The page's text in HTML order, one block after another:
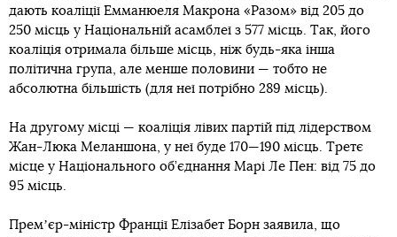
дають коаліції Емманюеля Макрона «Разом» від 205 до
250 місць у Національній асамблеї з 577 місць. Так, його
коаліція отримала більше місць, ніж будь-яка інша
політична група, але менше половини — тобто не
абсолютна більшість (для неї потрібно 289 місць).
На другому місці — коаліція лівих партій під лідерством
Жан-Люка Меланшона, у неї буде 170—190 місць. Третє
місце у Національного об’єднання Марі Ле Пен: від 75 до
95 місць.
Премʼєр-міністр Франції Елізабет Борн заявила, що